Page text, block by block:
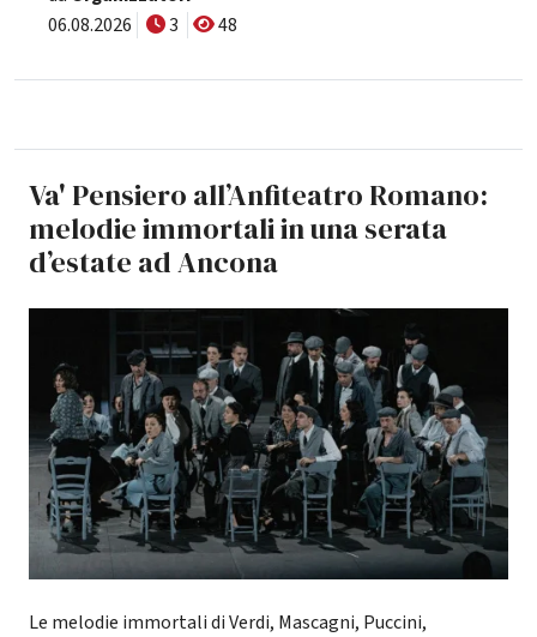
06.08.2026
3 48
Va' Pensiero all’Anfiteatro Romano:
melodie immortali in una serata
d’estate ad Ancona
Le melodie immortali di Verdi, Mascagni, Puccini,